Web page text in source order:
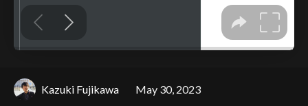
Kazuki Fujikawa May 30, 2023